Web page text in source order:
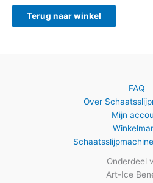
Terug naar winkel
FAQ
Over
Mijn
Onderdeel
Art-Ice